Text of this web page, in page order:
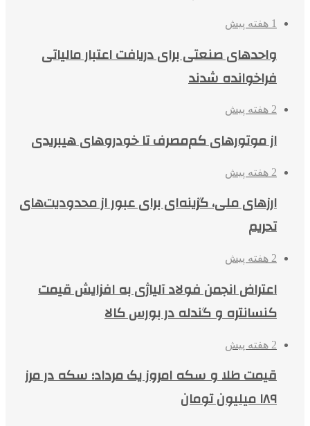
1 هفته پیش
واحدهای صنعتی برای دریافت اعتبار مالیاتی
فراخوانده شدند
2 هفته پیش
از موتورهای کم‌مصرف تا خودروهای هیبریدی
2 هفته پیش
ارزهای ملی، گزینه‌ای برای عبور از محدودیت‌های
تحریم
2 هفته پیش
اعتراض انجمن فولاد آلیاژی به افزایش قیمت
کنسانتره و گندله در بورس کالا
2 هفته پیش
قیمت طلا و سکه امروز یک مرداد؛ سکه در مرز
۱۸۹ میلیون تومان